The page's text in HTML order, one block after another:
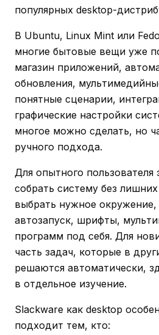
популярных desktop-
В Ubuntu, Linux Mint или
многие бытовые вещи уже
магазин приложений,
обновления,
понятные сценарии,
графические настройки
многое можно сделать, но
ручного подхода.
Для опытного
собрать систему без
выбрать нужное
автозапуск, шрифты,
программ под себя. Для
часть задач, которые в
решаются автоматически,
в отдельное изучение.
Slackware как desktop
подходит тем, кто: